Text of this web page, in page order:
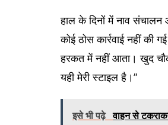
हाल के दिनों में नाव
कोई ठोस कार्रवाई नहीं की
हरकत में नहीं आता। खुद
यही मेरी स्टाइल है।”
इसे भी पढ़े वाहन से